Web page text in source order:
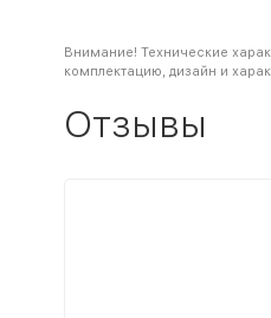
Внимание! Технические
комплектацию, дизайн и
Отзывы